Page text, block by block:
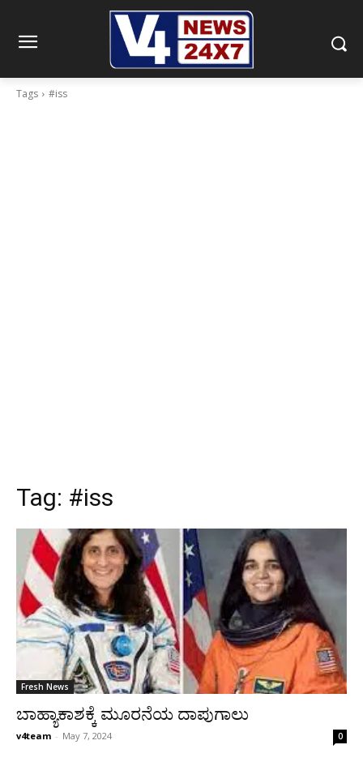
Tags #iss
Tag: #iss
Fresh News
ಬಾಹ್ಯಾಕಾಶಕ್ಕೆ ಮೂರನೆಯ ದಾಪುಗಾಲು
v4team - May 7, 2024 0